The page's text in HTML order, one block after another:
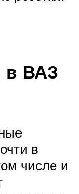
в ВАЗ
в
числе и